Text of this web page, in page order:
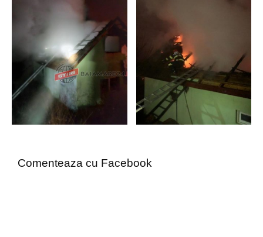
Comenteaza cu Facebook